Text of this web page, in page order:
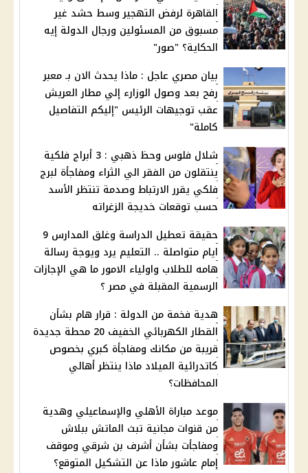
القاهرة لرفض التهجير وسط حشد غير
مسبوق من المسئولين ورجال الدولة إيه
الحكاية؟ "صور"
بيان مصري عاجل : ماذا يحدث الان بـ معبر
رفح بعد وصول الوزارء إلي مطار العريش
عقب توجيهات الرئيس "إليكم التفاصيل
كاملة"
شلال فلوس وحظ ذهبي : 3 أبراج فلكية
ينتقلون من الفقر الي الثراء ومفاجأة لبرج
فلكي يقرر الارتباط وصدمة تنتظر الأسد
حسب توقعات خديجة الزغراته
حقيقة تعطيل الدراسة وغلق المدارس 9
ايام متواصلة .. التعليم يرد ويوجة رسالة
هامه للطلاب واولياء الامور ما هي الإجازات
الرسمية المقبلة في مصر ؟
هدية فخمة من الدولة : قرار هام بشأن
القطار الكهربائي الخفيف 20 محطة جديدة
قريبة من مكانك ومفاجأة كبري بخصوص
كاتدرائية الميلاد ماذا ينتظر أهالي
المحافظات؟
موعد مباراة الأهلي والإسماعيلي وهدية
من قنوات مجانية تبث الماتش ببلاش
ومفاجأت بشأن أشرف بن شرقي وموقف
إمام عاشور ماذا عن التشكيل المتوقع؟